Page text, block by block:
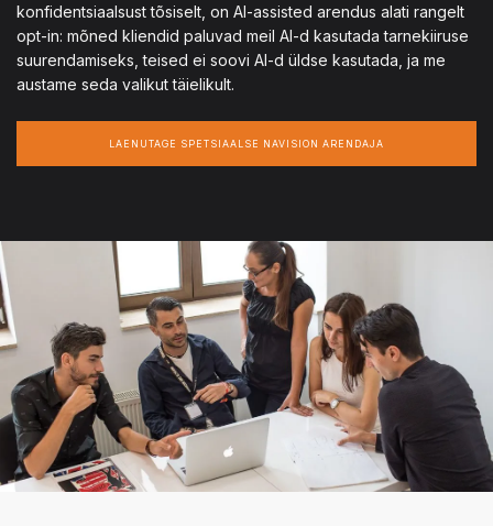
konfidentsiaalsust tõsiselt, on AI-assisted arendus alati rangelt
opt-in: mõned kliendid paluvad meil AI-d kasutada tarnekiiruse
suurendamiseks, teised ei soovi AI-d üldse kasutada, ja me
austame seda valikut täielikult.
LAENUTAGE SPETSIAALSE NAVISION ARENDAJA